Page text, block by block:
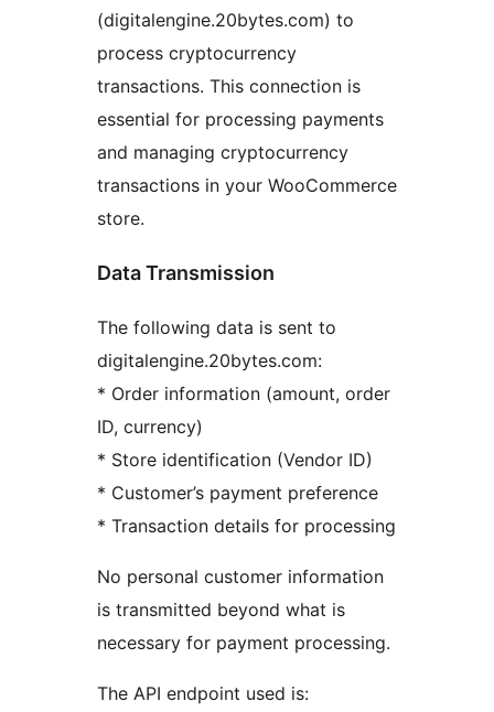
(digitalengine.20bytes.com) to
process cryptocurrency
transactions. This connection is
essential for processing payments
and managing cryptocurrency
transactions in your WooCommerce
store.
Data Transmission
The following data is sent to
digitalengine.20bytes.com:
* Order information (amount, order
ID, currency)
* Store identification (Vendor ID)
* Customer’s payment preference
* Transaction details for processing
No personal customer information
is transmitted beyond what is
necessary for payment processing.
The API endpoint used is: